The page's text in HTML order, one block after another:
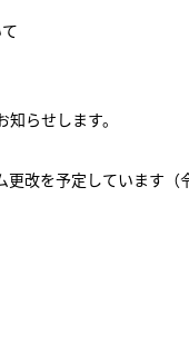
らせします。
改を予定しています